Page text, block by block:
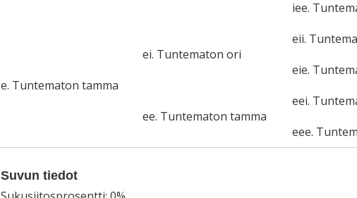
iee.
e. Tuntematon tamma
ei. Tuntematon ori
eii.
eie.
ee. Tuntematon tamma
eei.
eee.
Suvun tiedot